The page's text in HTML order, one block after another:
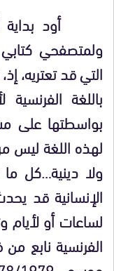
أود بداية
ولمتصفحي
التي قد تعتريه،
باللغة
بواسطتها على
لهذه اللغة ليس
ولا دينية…كل
الإنسانية قد
لساعات أو لأيام
الفرنسية نابع